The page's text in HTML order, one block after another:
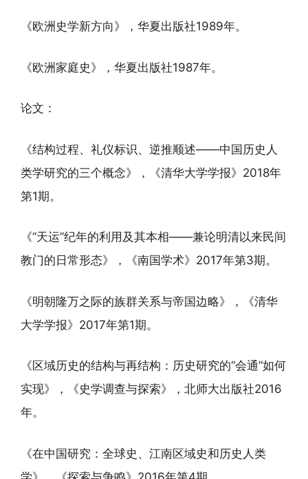
《欧洲史学新方向》，华夏出版社1989年。
《欧洲家庭史》，华夏出版社1987年。
论文：
《结构过程、礼仪标识、逆推顺述——中国历史人
类学研究的三个概念》，《清华大学学报》2018年
第1期。
《“天运”纪年的利用及其本相——兼论明清以来民间
教门的日常形态》，《南国学术》2017年第3期。
《明朝隆万之际的族群关系与帝国边略》，《清华
大学学报》2017年第1期。
《区域历史的结构与再结构：历史研究的“会通”如何
实现》，《史学调查与探索》，北师大出版社2016
年。
《在中国研究：全球史、江南区域史和历史人类